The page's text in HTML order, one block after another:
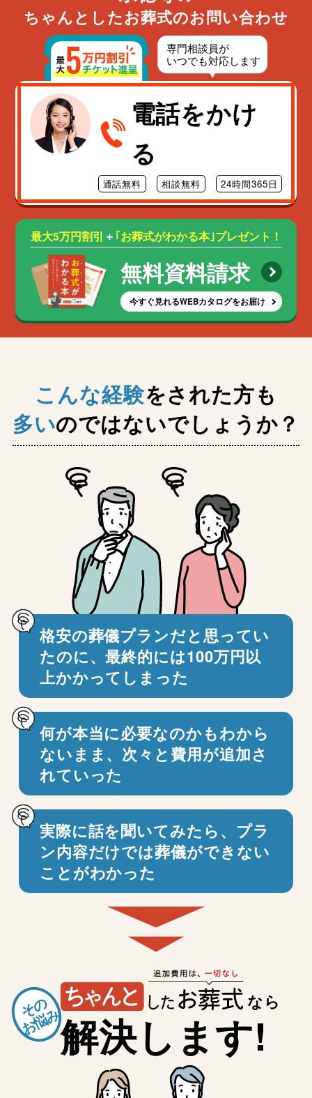
ちゃんとしたお葬式のお問い合わせ
電話をかけ
る
通話無料 相談無料 24時間365日
最大5万円割引 ＋ ｢お葬式がわかる本｣プレゼント！
無料資料請求
今すぐ見れるWEBカタログをお届け
こんな経験をされた方も
多いのではないでしょうか？
格安の葬儀プランだと思ってい
たのに、最終的には100万円以
上かかってしまった
何が本当に必要なのかもわから
ないまま、 次々と費用が追加さ
れていった
実際に話を聞いてみたら、プラ
ン内容だけでは葬儀ができない
ことがわかった
その
お悩み
なら
解決します!